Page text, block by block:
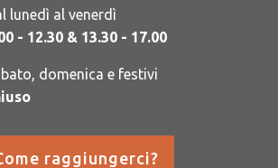
lunedì al venerdì
- 12.30 & 13.30 - 17.00
domenica e festivi
raggiungerci?